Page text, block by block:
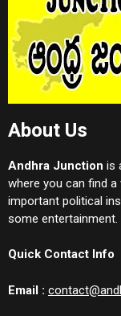
About Us
Andhra Junction is
where you can find
important political
some entertainment.
Quick Contact Info
Email :